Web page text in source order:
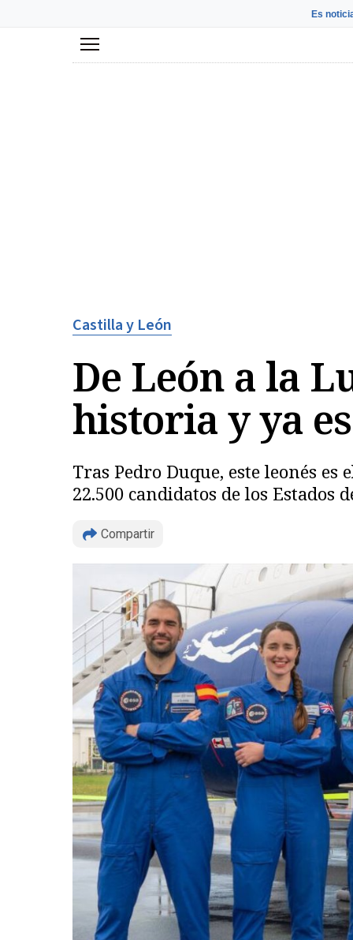
Es
Menú
Castilla y León
De León a la
historia y ya
Tras Pedro Duque, este leonés
22.500 candidatos de los
Compartir